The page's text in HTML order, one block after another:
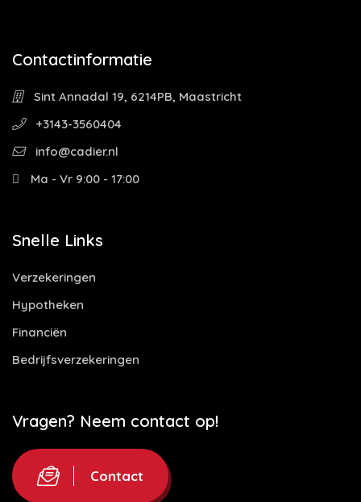
Contactinformatie
Sint Annadal 19, 6214PB, Maastricht
+3143-3560404
info@cadier.nl
Ma - Vr 9:00 - 17:00
Snelle Links
Verzekeringen
Hypotheken
Financiën
Bedrijfsverzekeringen
Vragen? Neem contact op!
Contact